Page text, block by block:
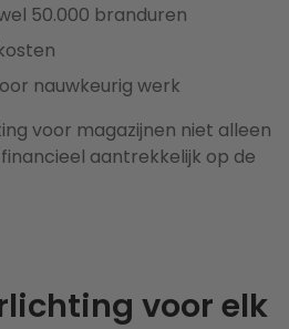
50.000 branduren
nauwkeurig werk
voor magazijnen niet alleen
aantrekkelijk op de
voor elk